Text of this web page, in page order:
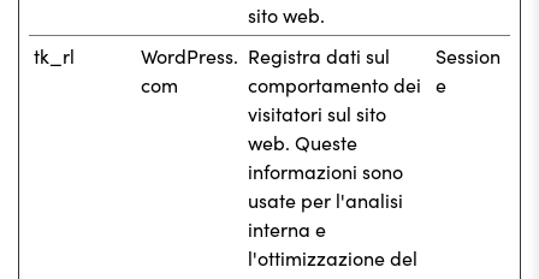
sito web.
tk_rl
WordPress.
com
Registra dati sul
comportamento dei
visitatori sul sito
web. Queste
informazioni sono
usate per l'analisi
interna e
l'ottimizzazione del
Session
e